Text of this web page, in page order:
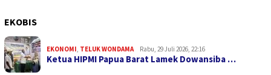
EKOBIS
EKONOMI, TELUK WONDAMA Rabu, 29 Juli 2026, 22:16
Ketua HIPMI Papua Barat Lamek Dowansiba …